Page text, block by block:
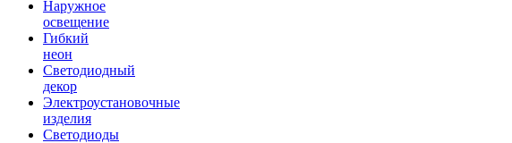
Наружное
освещение
Гибкий
неон
Светодиодный
декор
Электроустановочные
изделия
Светодиоды